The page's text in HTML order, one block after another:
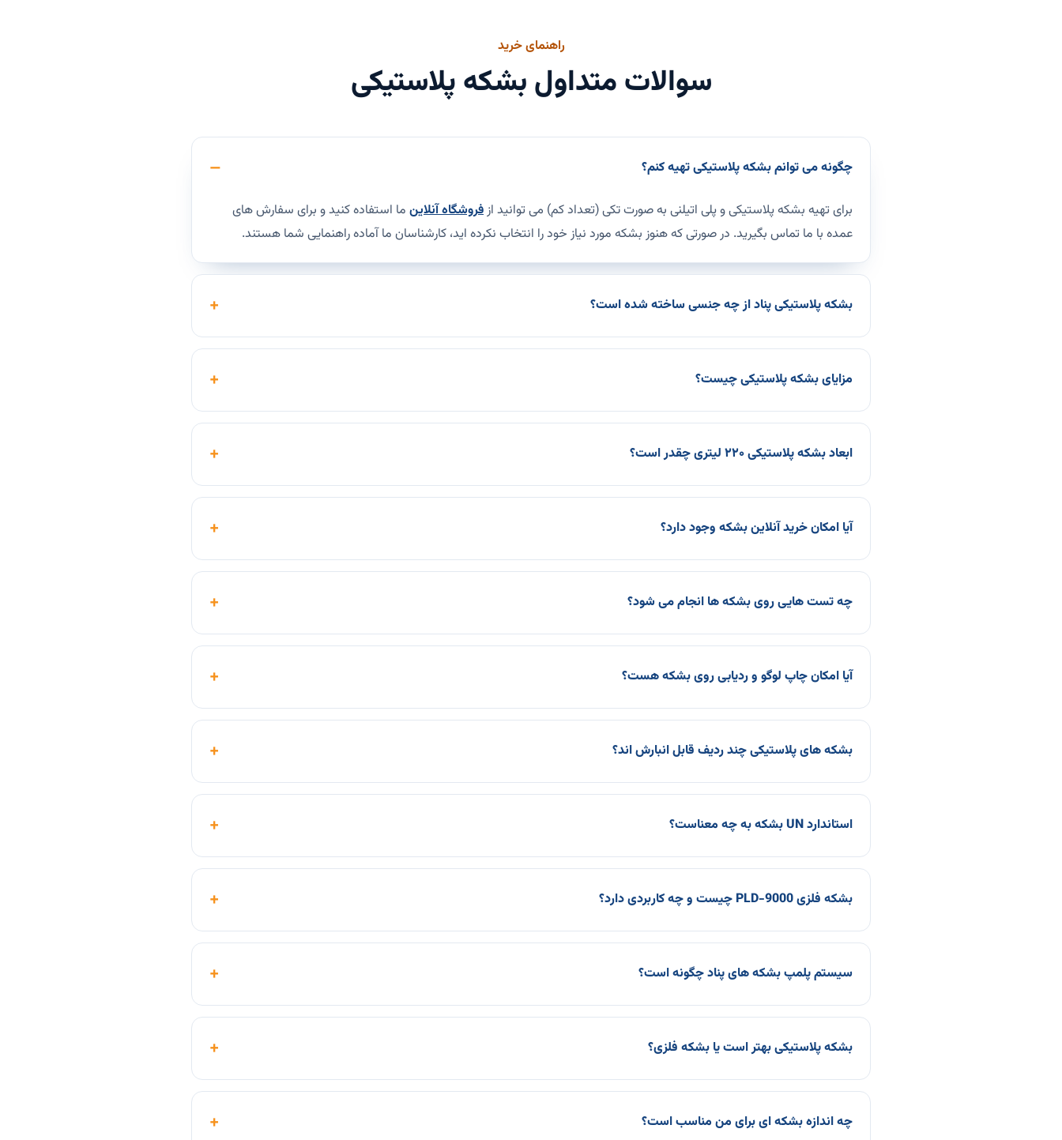
راهنمای خرید
سوالات متداول بشکه پلاستیکی
چگونه می توانم بشکه پلاستیکی تهیه کنم؟
برای تهیه بشکه پلاستیکی و پلی اتیلنی به صورت تکی (تعداد کم) می توانید ازفروشگاه آنلاین ما استفاده کنید و برای سفارش های
عمده با ما تماس بگیرید. در صورتی که هنوز بشکه مورد نیاز خود را انتخاب نکرده اید، کارشناسان ما آماده راهنمایی شما هستند.
بشکه پلاستیکی پناد از چه جنسی ساخته شده است؟
مزایای بشکه پلاستیکی چیست؟
ابعاد بشکه پلاستیکی ۲۲۰ لیتری چقدر است؟
آیا امکان خرید آنلاین بشکه وجود دارد؟
چه تست هایی روی بشکه ها انجام می شود؟
آیا امکان چاپ لوگو و ردیابی روی بشکه هست؟
بشکه های پلاستیکی چند ردیف قابل انبارش اند؟
استاندارد UN بشکه به چه معناست؟
بشکه فلزی PLD-9000 چیست و چه کاربردی دارد؟
سیستم پلمپ بشکه های پناد چگونه است؟
بشکه پلاستیکی بهتر است یا بشکه فلزی؟
چه اندازه بشکه ای برای من مناسب است؟